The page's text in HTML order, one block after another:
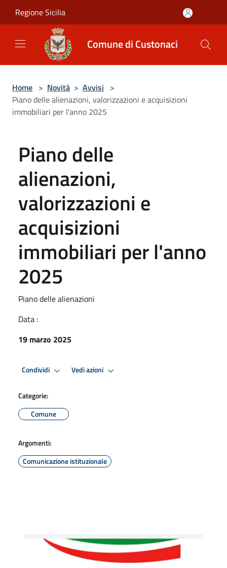
Regione Sicilia
Comune di Custonaci
Home > Novità > Avvisi >
Piano delle alienazioni, valorizzazioni e acquisizioni
immobiliari per l'anno 2025
Piano delle
alienazioni,
valorizzazioni e
acquisizioni
immobiliari per l'anno
2025
Piano delle alienazioni
Data :
19 marzo 2025
Condividi Vedi azioni
Categorie:
Comune
Argomenti:
Comunicazione istituzionale